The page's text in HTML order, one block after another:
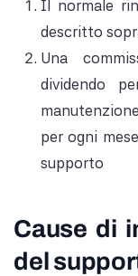
Il normale
descritto
Una
dividendo
per ogni
supporto
Cause di
del